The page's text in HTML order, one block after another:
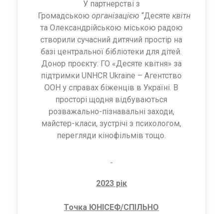
У партнерстві з
Громадською організацією “Десяте квітня
та Олександрійською міською радою
створили сучасний дитячий простір на
базі центральної бібліотеки для дітей.
Донор проєкту: ГО «Десяте квітня» за
підтримки UNHCR Ukraine – Aгентство
ООН у справах біженців в Україні. В
просторі щодня відбуваються
розважально-пізнавальні заходи,
майстер-класи, зустрічі з психологом,
перегляди кінофільмів тощо.
2023 рік
Точка ЮНІСЕФ/СПІЛЬНО